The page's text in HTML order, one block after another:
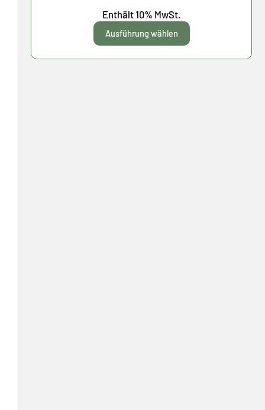
bis
€48,90
Enthält 10% MwSt.
Ausführung wählen